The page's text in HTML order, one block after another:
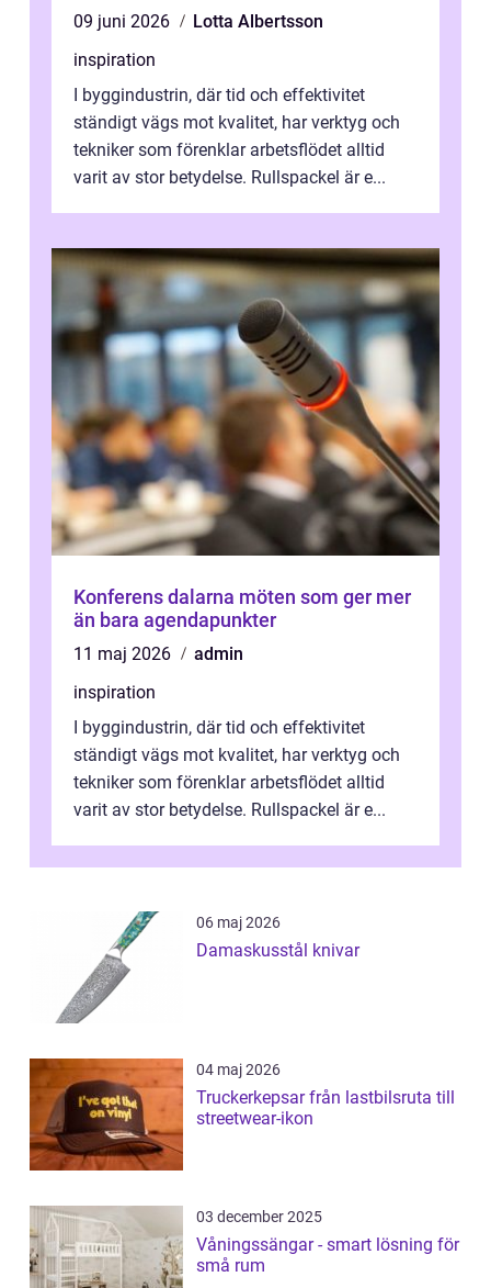
09 juni 2026
Lotta Albertsson
inspiration
I byggindustrin, där tid och effektivitet
ständigt vägs mot kvalitet, har verktyg och
tekniker som förenklar arbetsflödet alltid
varit av stor betydelse. Rullspackel är e...
Konferens dalarna möten som ger mer
än bara agendapunkter
11 maj 2026
admin
inspiration
I byggindustrin, där tid och effektivitet
ständigt vägs mot kvalitet, har verktyg och
tekniker som förenklar arbetsflödet alltid
varit av stor betydelse. Rullspackel är e...
06 maj 2026
Damaskusstål knivar
04 maj 2026
Truckerkepsar från lastbilsruta till
streetwear-ikon
03 december 2025
Våningssängar - smart lösning för
små rum